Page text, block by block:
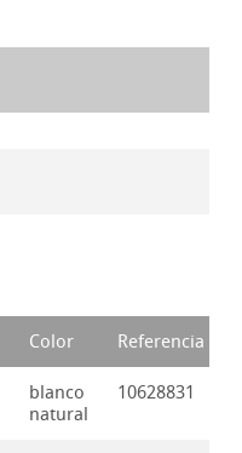
Color Referencia
blanco
natural
10628831